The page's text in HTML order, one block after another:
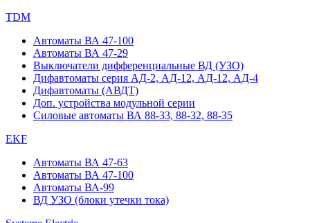
TDM
Автоматы ВА 47-100
Автоматы ВА 47-29
Выключатели дифференциальные ВД (УЗО)
Дифавтоматы серия АД-2, АД-12, АД-12, АД-4
Дифавтоматы (АВДТ)
Доп. устройства модульной серии
Силовые автоматы ВА 88-33, 88-32, 88-35
EKF
Автоматы ВА 47-63
Автоматы ВА 47-100
Автоматы ВА-99
ВД УЗО (блоки утечки тока)